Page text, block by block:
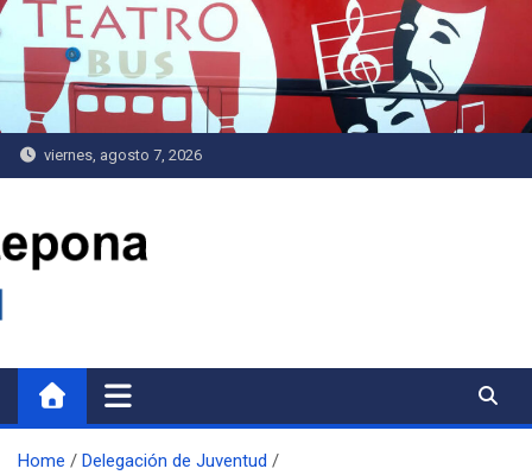
Saltar
al
contenido
viernes, agosto 7, 2026
Home
Delegación de Juventud